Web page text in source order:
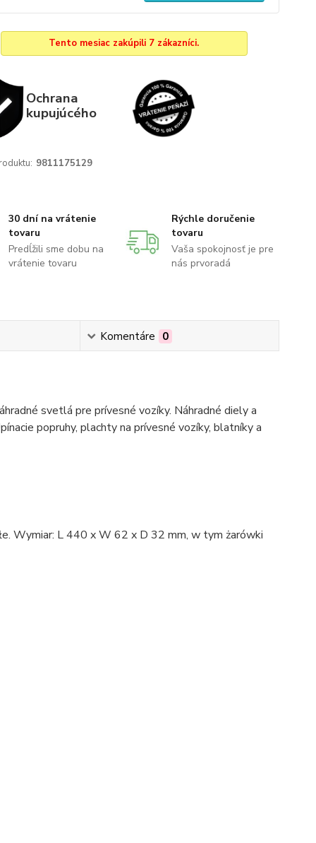
Tento mesiac zakúpili 7 zákazníci.
Ochrana
kupujúcého
9811175129
30 dní na vrátenie
tovaru
Predĺžili sme dobu na
vrátenie tovaru
Rýchle doručenie
tovaru
Vaša spokojnosť je pre
nás prvoradá
Komentáre 0
svetlá pre prívesné vozíky. Náhradné diely a
popruhy, plachty na prívesné vozíky, blatníky a
Wymiar: L 440 x W 62 x D 32 mm, w tym żarówki